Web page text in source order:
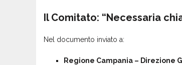
Il Comitato: “Necessaria
Nel documento inviato a:
Regione Campania – Direzione